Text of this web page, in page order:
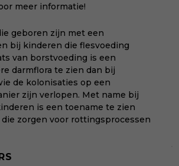
meer informatie!
geboren zijn met een
bij kinderen die flesvoeding
van borstvoeding is een
darmflora te zien dan bij
de kolonisaties op een
zijn verlopen. Met name bij
is een toename te zien
zorgen voor rottingsprocessen